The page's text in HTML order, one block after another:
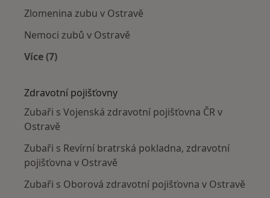
Zlomenina zubu v Ostravě
Nemoci zubů v Ostravě
Více (7)
Zdravotní pojišťovny
Zubaři s Vojenská zdravotní pojišťovna ČR v
Ostravě
Zubaři s Revírní bratrská pokladna, zdravotní
pojišťovna v Ostravě
Zubaři s Oborová zdravotní pojišťovna v Ostravě